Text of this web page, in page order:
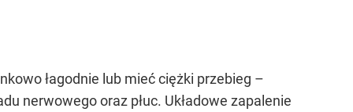
łagodnie lub mieć ciężki przebieg –
nerwowego oraz płuc. Układowe zapalenie